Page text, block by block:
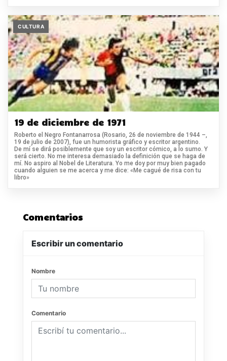
CULTURA
19 de diciembre de 1971
Roberto el Negro Fontanarrosa (Rosario, 26 de noviembre de 1944 –,
19 de julio de 2007), fue un humorista gráfico y escritor argentino.
De mí se dirá posiblemente que soy un escritor cómico, a lo sumo. Y
será cierto. No me interesa demasiado la definición que se haga de
mí. No aspiro al Nobel de Literatura. Yo me doy por muy bien pagado
cuando alguien se me acerca y me dice: «Me cagué de risa con tu
libro»
Comentarios
Escribir un comentario
Nombre
Comentario